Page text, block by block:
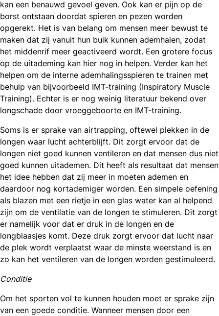
kan een benauwd gevoel geven. Ook kan er pijn op de
borst ontstaan doordat spieren en pezen worden
opgerekt. Het is van belang om mensen meer bewust te
maken dat zij vanuit hun buik kunnen ademhalen, zodat
het middenrif meer geactiveerd wordt. Een grotere focus
op de uitademing kan hier nog in helpen. Verder kan het
helpen om de interne ademhalingsspieren te trainen met
behulp van bijvoorbeeld IMT-training (Inspiratory Muscle
Training). Echter is er nog weinig literatuur bekend over
longschade door vroeggeboorte en IMT-training.
Soms is er sprake van airtrapping, oftewel plekken in de
longen waar lucht achterblijft. Dit zorgt ervoor dat de
longen niet goed kunnen ventileren en dat mensen dus niet
goed kunnen uitademen. Dit heeft als resultaat dat mensen
het idee hebben dat zij meer in moeten ademen en
daardoor nog kortademiger worden. Een simpele oefening
als blazen met een rietje in een glas water kan al helpend
zijn om de ventilatie van de longen te stimuleren. Dit zorgt
er namelijk voor dat er druk in de longen en de
longblaasjes komt. Deze druk zorgt ervoor dat lucht naar
de plek wordt verplaatst waar de minste weerstand is en
zo kan het ventileren van de longen worden gestimuleerd.
Conditie
Om het sporten vol te kunnen houden moet er sprake zijn
van een goede conditie. Wanneer mensen door een